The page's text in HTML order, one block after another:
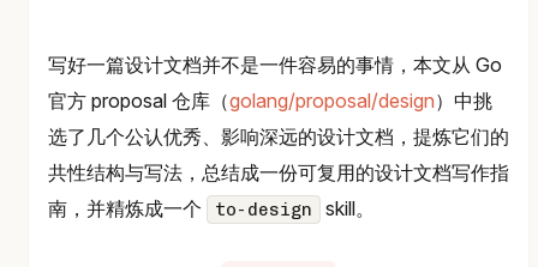
写好一篇设计文档并不是一件容易的事情，本文从 Go
官方 proposal 仓库（golang/proposal/design）中挑
选了几个公认优秀、影响深远的设计文档，提炼它们的
共性结构与写法，总结成一份可复用的设计文档写作指
南，并精炼成一个
to-design skill。